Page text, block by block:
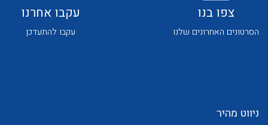
לכל מוצרי היצרן לכל מוצרי היצרן צפו בנו
הסרטונים האחרונים שלנו
עקבו אחרנו
עקבו להתעדכן
ניווט מהיר